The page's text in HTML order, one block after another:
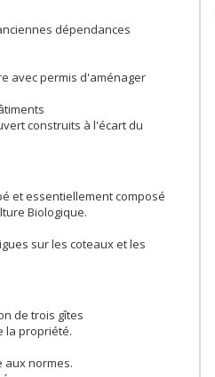
dépendances
avec permis d'aménager
construits à l'écart du
et essentiellement composé
Biologique.
sur les coteaux et les
de trois gîtes
la propriété.
aux normes.